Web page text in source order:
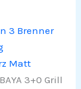
3 Brenner
Matt
3+0 Grill